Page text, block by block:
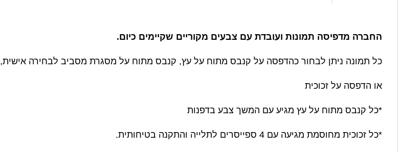
החברה מדפיסה תמונות ועובדת עם צבעים מקוריים שקיימים כיום.
כל תמונה ניתן לבחור כהדפסה על קנבס מתוח על עץ, קנבס מתוח על מסגרת מסביב לבחירה אישית,
או הדפסה על זכוכית
*כל קנבס מתוח על עץ מגיע עם המשך צבע בדפנות
*כל זכוכית מחוסמת מגיעה עם 4 ספייסרים לתלייה והתקנה בטיחותית.